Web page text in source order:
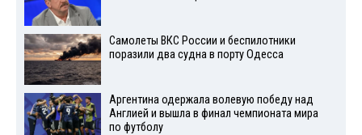
Самолеты ВКС России и беспилотники
поразили два судна в порту Одесса
Аргентина одержала волевую победу над
Англией и вышла в финал чемпионата мира
по футболу